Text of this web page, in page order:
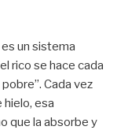
un sistema
rico se hace cada
Cada vez
esa
que la absorbe y